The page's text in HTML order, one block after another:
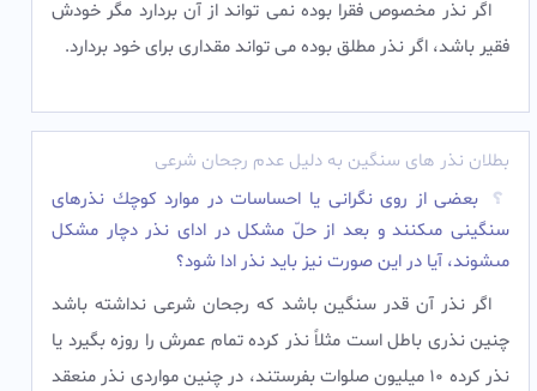
اگر نذر مخصوص فقرا بوده نمی تواند از آن بردارد مگر خودش
فقیر باشد، اگر نذر مطلق بوده می تواند مقداری برای خود بردارد.
بطلان نذر های سنگین به دلیل عدم رجحان شرعی
بعضى از روى نگرانى يا احساسات در موارد كوچك نذرهاى
سنگينى مى‏كنند و بعد از حلّ مشكل در اداى نذر دچار مشكل
مى‏شوند، آيا در اين صورت نيز بايد نذر ادا شود؟
اگر نذر آن قدر سنگين باشد كه رجحان شرعى نداشته باشد
چنين نذرى باطل است مثلاً نذر كرده تمام عمرش را روزه بگيرد يا
نذر كرده 10 ميليون صلوات بفرستند، در چنين مواردى نذر منعقد